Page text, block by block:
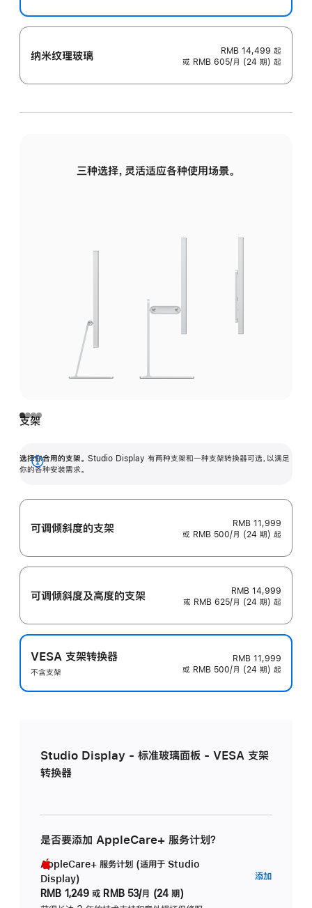
纳米纹理玻璃 RMB 14,499 起
或 RMB 605/月 (24 期) 起
三种选择，灵活适应各种使用场景。
支架
选择你合用的支架。 Studio Display 有两种支架和一种支架转换器可选，以满足
你的各种安装需求。
展
可调倾斜度的支架
RMB 11,999
或 RMB 500/月 (24 期) 起
可调倾斜度及高‍度的支‍架
RMB 14,999
或 RMB 625/月 (24 期) 起
VESA 支架转换器
不含支架
RMB 11,999
或 RMB 500/月 (24 期) 起
Studio Display - 标准玻璃面板 - VESA 支架
转换器
是否要添加 AppleCare+ 服务计划？
AppleCare+ 服务计划 (适用于 Studio
Display)
RMB 1,249 或 RMB 53/月 (24 期)
添加